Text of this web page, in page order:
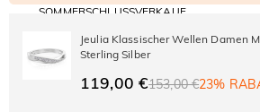
SOMMERSCHLUSSVERKAUF
10% RABATT
AUF ALLES
30% RABATT
AUF DEN 2.
ARTIKEL
Jeulia Klassischer Wellen Damen
Sterling Silber
119,00 €153,00 €23%